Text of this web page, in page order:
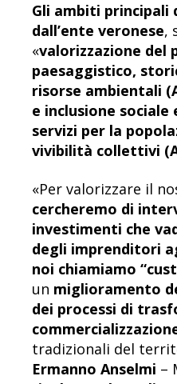
Gli ambiti principali
dall’ente veronese,
«valorizzazione del
paesaggistico,
risorse ambientali
e inclusione
servizi per la
vivibilità collettivi
«Per valorizzare il
cercheremo di
investimenti che
degli imprenditori
noi chiamiamo
un miglioramento
dei processi di
tradizionali del
Ermanno Anselmi –